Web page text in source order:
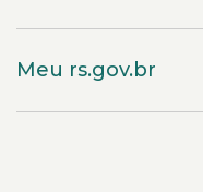
Meu rs.gov.br